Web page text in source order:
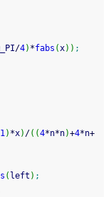
/4) *fabs (x) ) ;
1) *x) /( (4*n*n)+4*n+
( left ) ;